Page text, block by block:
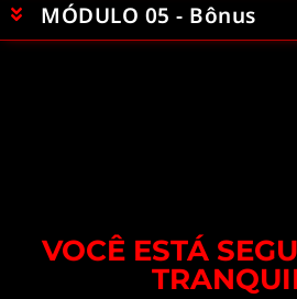
MÓDULO 05 - Bônus
VOCÊ ESTÁ